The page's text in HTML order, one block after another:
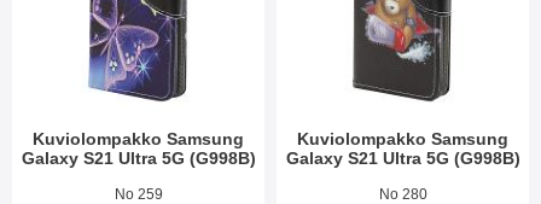
Kuviolompakko Samsung
Galaxy S21 Ultra 5G (G998B)
Tuote.nro 39718
No 259
Kuviolompakko Samsung
Galaxy S21 Ultra 5G (G998B)
Tuote.nro 39498
No 280